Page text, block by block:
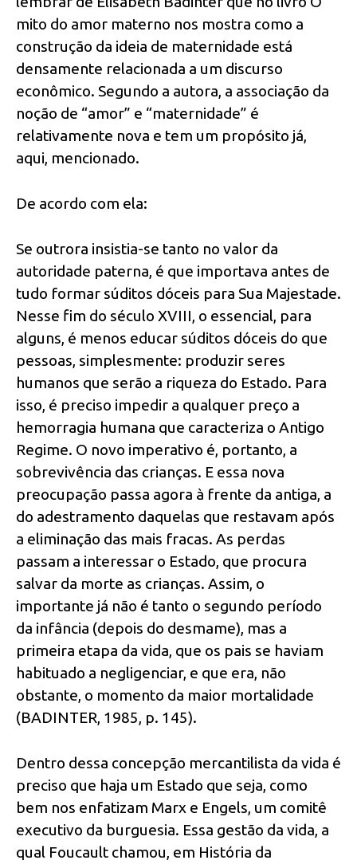
mito do amor materno nos mostra como a
construção da ideia de maternidade está
densamente relacionada a um discurso
econômico. Segundo a autora, a associação da
noção de “amor” e “maternidade” é
relativamente nova e tem um propósito já,
aqui, mencionado.
De acordo com ela:
Se outrora insistia-se tanto no valor da
autoridade paterna, é que importava antes de
tudo formar súditos dóceis para Sua Majestade.
Nesse fim do século XVIII, o essencial, para
alguns, é menos educar súditos dóceis do que
pessoas, simplesmente: produzir seres
humanos que serão a riqueza do Estado. Para
isso, é preciso impedir a qualquer preço a
hemorragia humana que caracteriza o Antigo
Regime. O novo imperativo é, portanto, a
sobrevivência das crianças. E essa nova
preocupação passa agora à frente da antiga, a
do adestramento daquelas que restavam após
a eliminação das mais fracas. As perdas
passam a interessar o Estado, que procura
salvar da morte as crianças. Assim, o
importante já não é tanto o segundo período
da infância (depois do desmame), mas a
primeira etapa da vida, que os pais se haviam
habituado a negligenciar, e que era, não
obstante, o momento da maior mortalidade
(BADINTER, 1985, p. 145).
Dentro dessa concepção mercantilista da vida é
preciso que haja um Estado que seja, como
bem nos enfatizam Marx e Engels, um comitê
executivo da burguesia. Essa gestão da vida, a
qual Foucault chamou, em História da